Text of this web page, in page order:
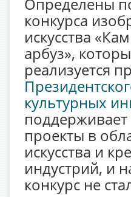
конкурса
искусства
арбуз»,
реализуется
культурных
проекты в
искусства и
индустрий, и
конкурс не